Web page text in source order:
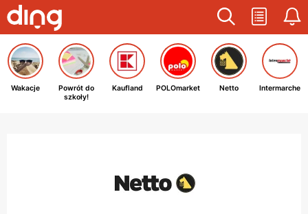
Wakacje
Powrót do
szkoły!
Kaufland POLOmarket Netto Intermarche